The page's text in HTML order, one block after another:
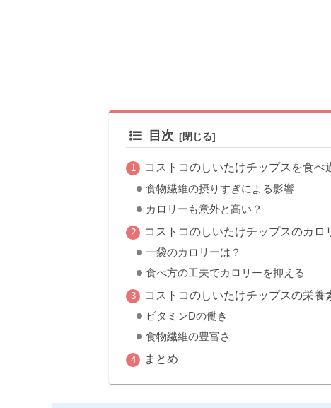
目次
コストコのしいたけチップスを食べ
食物繊維の摂りすぎによる影響
カロリーも意外と高い？
コストコのしいたけチップスのカロ
一袋のカロリーは？
食べ方の工夫でカロリーを抑える
コストコのしいたけチップスの栄養
ビタミンDの働き
食物繊維の豊富さ
まとめ